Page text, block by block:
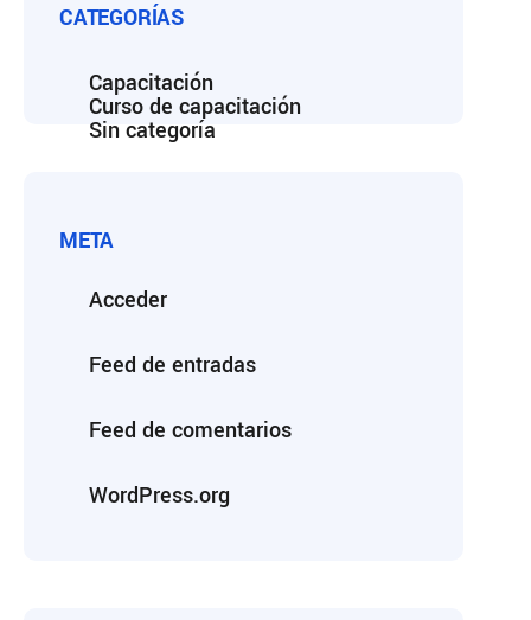
CATEGORÍAS
Capacitación
Curso de capacitación
Sin categoría
META
Acceder
Feed de entradas
Feed de comentarios
WordPress.org